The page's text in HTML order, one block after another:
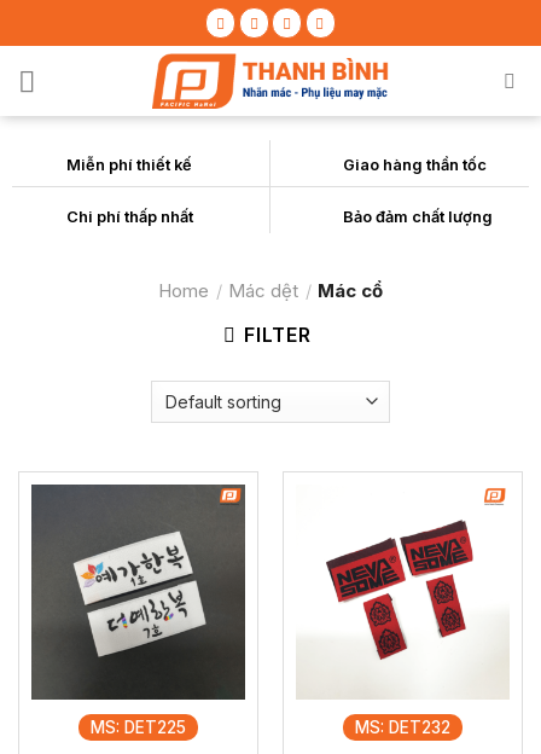
to
content
Miễn phí thiết kế Giao hàng thần tốc
Chi phí thấp nhất Bảo đảm chất lượng
Home / Mác dệt / Mác cổ
FILTER
MS: DET225
MS: DET232